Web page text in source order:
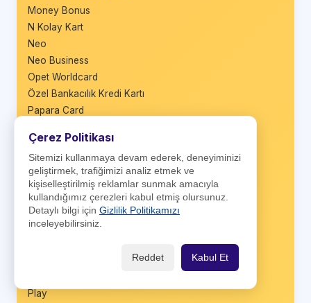
Money Bonus
N Kolay Kart
Neo
Neo Business
Opet Worldcard
Özel Bankacılık Kredi Kartı
Papara Card
Paraf Business
Paraf Eczacı
Paraf Esnaf
Paraf Kobi
Paraf Platinum
ParafGenç
Play
Çerez Politikası
Sitemizi kullanmaya devam ederek, deneyiminizi
geliştirmek, trafiğimizi analiz etmek ve
kişiselleştirilmiş reklamlar sunmak amacıyla
kullandığımız çerezleri kabul etmiş olursunuz.
Detaylı bilgi için Gizlilik Politikamızı
inceleyebilirsiniz.
Reddet Kabul Et